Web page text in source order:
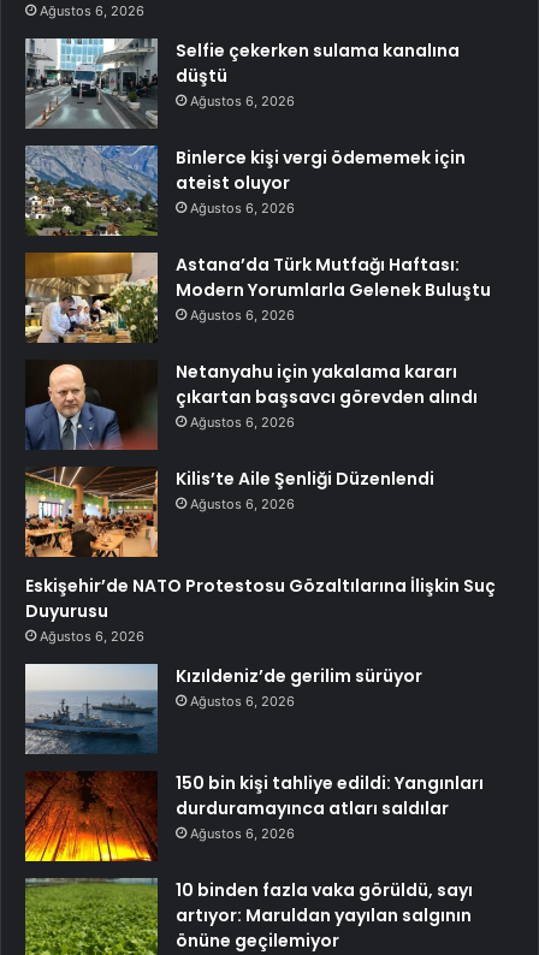
Ağustos 6, 2026
Selfie çekerken sulama kanalına
düştü
Ağustos 6, 2026
Binlerce kişi vergi ödememek için
ateist oluyor
Ağustos 6, 2026
Astana’da Türk Mutfağı Haftası:
Modern Yorumlarla Gelenek Buluştu
Ağustos 6, 2026
Netanyahu için yakalama kararı
çıkartan başsavcı görevden alındı
Ağustos 6, 2026
Kilis’te Aile Şenliği Düzenlendi
Ağustos 6, 2026
Eskişehir’de NATO Protestosu Gözaltılarına İlişkin Suç
Duyurusu
Ağustos 6, 2026
Kızıldeniz’de gerilim sürüyor
Ağustos 6, 2026
150 bin kişi tahliye edildi: Yangınları
durduramayınca atları saldılar
Ağustos 6, 2026
10 binden fazla vaka görüldü, sayı
artıyor: Maruldan yayılan salgının
önüne geçilemiyor